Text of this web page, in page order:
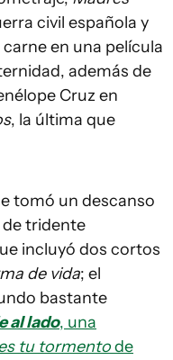
civil española y
en una película
además de
Cruz en
, la última que
tomó un descanso
de tridente
incluyó dos cortos
de vida; el
bastante
al lado, una
tu tormentode